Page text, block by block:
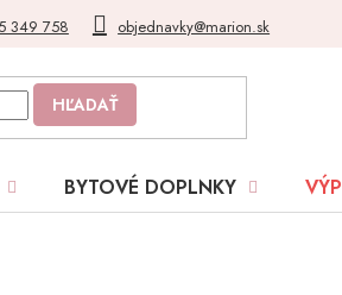
349 758 objednavky@marion.sk
HĽADAŤ
BYTOVÉ DOPLNKY